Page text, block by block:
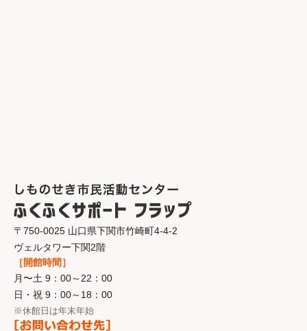
〒750-0025 山口県下関市竹崎町4-4-2
ヴェルタワー下関2階
［開館時間］
月〜土 9：00～22：00
日・祝 9：00～18：00
※休館日は年末年始